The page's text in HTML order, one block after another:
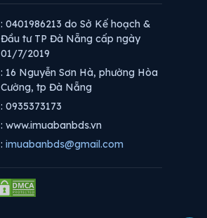
: 0401986213 do Sở Kế hoạch &
Đầu tư TP Đà Nẵng cấp ngày
01/7/2019
: 16 Nguyễn Sơn Hà, phường Hòa
Cường, tp Đà Nẵng
: 0935373173
: www.imuabanbds.vn
: imuabanbds@gmail.com